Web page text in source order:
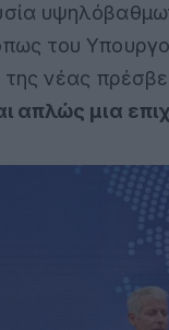
του
της νέας
απλώς μια